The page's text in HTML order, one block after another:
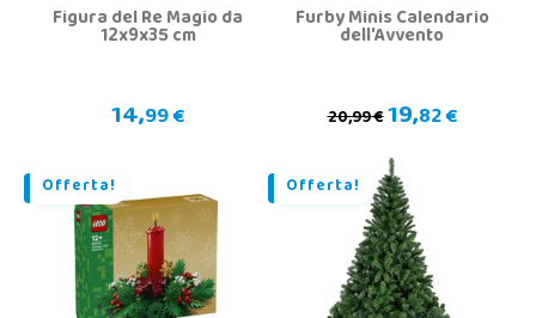
Figura del Re Magio da
12x9x35 cm
14,99 €
Furby Minis Calendario
dell'Avvento
20,99 €19,82 €
Offerta! Offerta!